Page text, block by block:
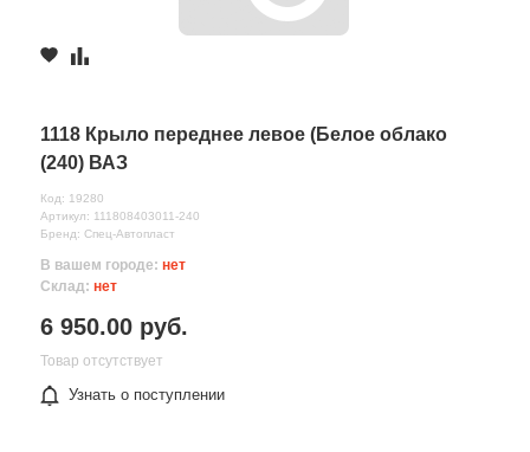
1118 Крыло переднее левое (Белое облако
(240) ВАЗ
Код: 19280
Артикул: 111808403011-240
Бренд: Спец-Автопласт
В вашем городе: нет
Склад: нет
6 950.00 руб.
Товар отсутствует
Узнать о поступлении